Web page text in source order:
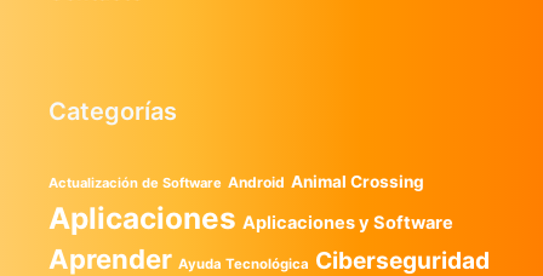
Categorías
Actualización de Software Android Animal Crossing
Aplicaciones Aplicaciones y Software
Aprender Ayuda Tecnológica Ciberseguridad